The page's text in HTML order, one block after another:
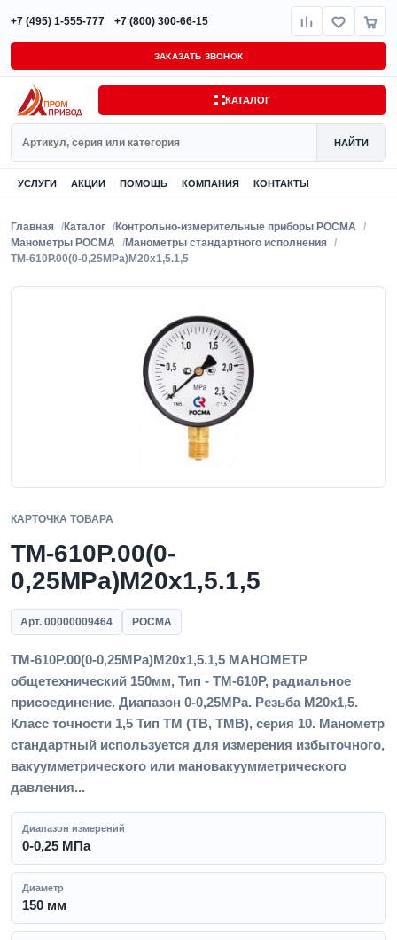
+7 (495) 1-555-777 +7 (800) 300-66-15
ЗАКАЗАТЬ ЗВОНОК
КАТАЛОГ
НАЙТИ
УСЛУГИ АКЦИИ ПОМОЩЬ КОМПАНИЯ КОНТАКТЫ
Главная Каталог
Контрольно-измерительные приборы РОСМА
Манометры РОСМА
Манометры стандартного исполнения
ТМ-610Р.00(0-0,25MPa)M20x1,5.1,5
КАРТОЧКА ТОВАРА
ТМ-610Р.00(0-
0,25MPa)M20x1,5.1,5
Арт. 00000009464 РОСМА
ТМ-610Р.00(0-0,25MPa)M20x1,5.1,5 МАНОМЕТР
общетехнический 150мм, Тип - ТМ-610Р, радиальное
присоединение. Диапазон 0-0,25MPa. Резьба M20x1,5.
Класс точности 1,5 Тип ТМ (ТВ, ТМВ), серия 10. Манометр
стандартный используется для измерения избыточного,
вакуумметрического или мановакуумметрического
давления...
Диапазон измерений
0-0,25 МПа
Диаметр
150 мм